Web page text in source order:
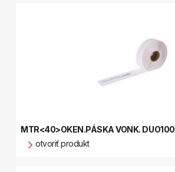
MTR<40>OKEN.PÁSKA VONK. DUO100
otvoriť produkt